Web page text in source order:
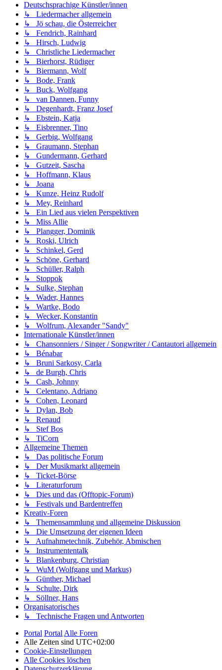
Deutschsprachige Künstler/innen
↳ Liedermacher allgemein
↳ Jö schau, die Österreicher
↳ Fendrich, Rainhard
↳ Hirsch, Ludwig
↳ Christliche Liedermacher
↳ Bierhorst, Rüdiger
↳ Biermann, Wolf
↳ Bode, Frank
↳ Buck, Wolfgang
↳ van Dannen, Funny
↳ Degenhardt, Franz Josef
↳ Ebstein, Katja
↳ Eisbrenner, Tino
↳ Gerbig, Wolfgang
↳ Graumann, Stephan
↳ Gundermann, Gerhard
↳ Gutzeit, Sascha
↳ Hoffmann, Klaus
↳ Joana
↳ Kunze, Heinz Rudolf
↳ Mey, Reinhard
↳ Ein Lied aus vielen Perspektiven
↳ Miss Allie
↳ Plangger, Dominik
↳ Roski, Ulrich
↳ Schinkel, Gerd
↳ Schöne, Gerhard
↳ Schüller, Ralph
↳ Stoppok
↳ Sulke, Stephan
↳ Wader, Hannes
↳ Wartke, Bodo
↳ Wecker, Konstantin
↳ Wolfrum, Alexander "Sandy"
Internationale Künstler/innen
↳ Chansonniers / Singer / Songwriter / Cantautori allgemein
↳ Bénabar
↳ Bruni Sarkosy, Carla
↳ de Burgh, Chris
↳ Cash, Johnny
↳ Celentano, Adriano
↳ Cohen, Leonard
↳ Dylan, Bob
↳ Renaud
↳ Stef Bos
↳ TiCorn
Allgemeine Themen
↳ Das politische Forum
↳ Der Musikmarkt allgemein
↳ Ticket-Börse
↳ Literaturforum
↳ Dies und das (Offtopic-Forum)
↳ Festivals und Bardentreffen
Kreativ-Foren
↳ Themensammlung und allgemeine Diskussion
↳ Die Umsetzung der eigenen Ideen
↳ Aufnahmetechnik, Zubehör, Abmischen
↳ Instrumententalk
↳ Blankenburg, Christian
↳ WuM (Wolfgang und Markus)
↳ Günther, Michael
↳ Schulte, Dirk
↳ Söllner, Hans
Organisatorisches
↳ Technische Fragen und Antworten
Portal Portal Alle Foren
Alle Zeiten sind UTC+02:00
Cookie-Einstellungen
Alle Cookies löschen